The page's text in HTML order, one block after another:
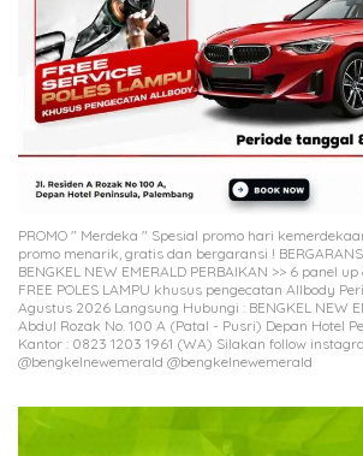
PROMO " Merdeka " Spesial promo hari
promo menarik, gratis dan bergaransi !
BENGKEL NEW EMERALD PERBAIKAN >> 6 panel
FREE POLES LAMPU khusus pengecatan Allbody
Agustus 2026 Langsung Hubungi : BENGKEL NEW
Abdul Rozak No. 100 A (Patal - Pusri) Depan Hotel
Kantor : 0823 1203 1961 (WA) Silakan follow
@bengkelnewemerald @bengkelnewemerald